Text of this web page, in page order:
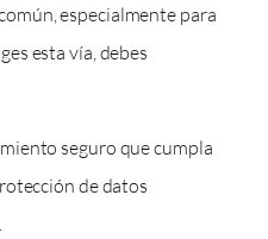
especialmente para
esta vía, debes
seguro que cumpla
de datos